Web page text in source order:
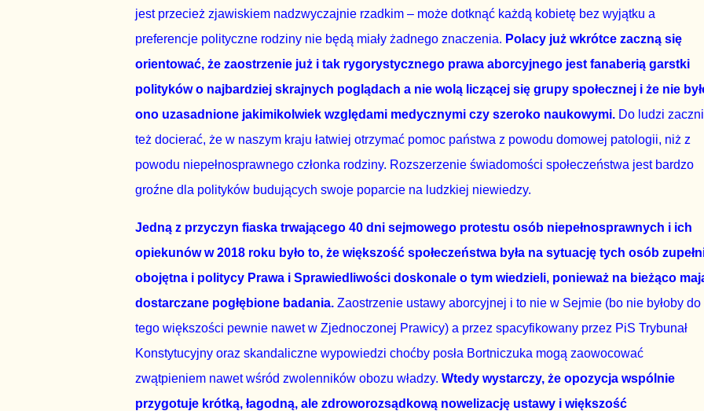
jest przecież zjawiskiem nadzwyczajnie rzadkim – może dotknąć każdą kobietę bez wyjątku a
preferencje polityczne rodziny nie będą miały żadnego znaczenia. Polacy już wkrótce zaczną się
orientować, że zaostrzenie już i tak rygorystycznego prawa aborcyjnego jest fanaberią garstki
polityków o najbardziej skrajnych poglądach a nie wolą liczącej się grupy społecznej i że nie
ono uzasadnione jakimikolwiek względami medycznymi czy szeroko naukowymi. Do ludzi
też docierać, że w naszym kraju łatwiej otrzymać pomoc państwa z powodu domowej patologii, niż z
powodu niepełnosprawnego członka rodziny. Rozszerzenie świadomości społeczeństwa jest bardzo
groźne dla polityków budujących swoje poparcie na ludzkiej niewiedzy.
Jedną z przyczyn fiaska trwającego 40 dni sejmowego protestu osób niepełnosprawnych i ich
opiekunów w 2018 roku było to, że większość społeczeństwa była na sytuację tych osób
obojętna i politycy Prawa i Sprawiedliwości doskonale o tym wiedzieli, ponieważ na bieżąco
dostarczane pogłębione badania. Zaostrzenie ustawy aborcyjnej i to nie w Sejmie (bo nie byłoby do
tego większości pewnie nawet w Zjednoczonej Prawicy) a przez spacyfikowany przez PiS Trybunał
Konstytucyjny oraz skandaliczne wypowiedzi choćby posła Bortniczuka mogą zaowocować
zwątpieniem nawet wśród zwolenników obozu władzy. Wtedy wystarczy, że opozycja wspólnie
przygotuje krótką, łagodną, ale zdroworozsądkową nowelizację ustawy i większość